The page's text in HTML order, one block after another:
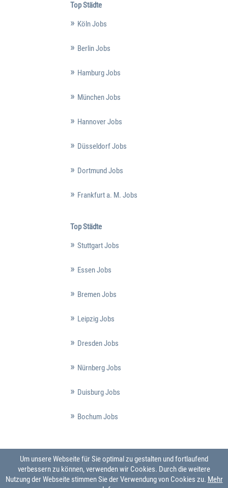
Top Städte
Köln Jobs
Berlin Jobs
Hamburg Jobs
München Jobs
Hannover Jobs
Düsseldorf Jobs
Dortmund Jobs
Frankfurt a. M. Jobs
Top Städte
Stuttgart Jobs
Essen Jobs
Bremen Jobs
Leipzig Jobs
Dresden Jobs
Nürnberg Jobs
Duisburg Jobs
Bochum Jobs
Um unsere Webseite für Sie optimal zu gestalten und fortlaufend
verbessern zu können, verwenden wir Cookies. Durch die weitere
Nutzung der Webseite stimmen Sie der Verwendung von Cookies zu. Mehr